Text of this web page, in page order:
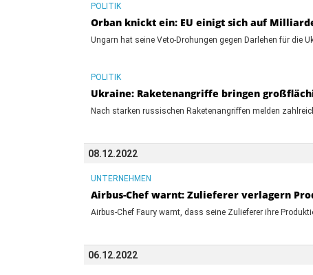
POLITIK
Orban knickt ein: EU einigt sich auf
Ungarn hat seine Veto-Drohungen gegen Darlehen für die
POLITIK
Ukraine: Raketenangriffe bringen
Nach starken russischen Raketenangriffen melden
08.12.2022
UNTERNEHMEN
Airbus-Chef warnt: Zulieferer verlagern
Airbus-Chef Faury warnt, dass seine Zulieferer ihre
06.12.2022